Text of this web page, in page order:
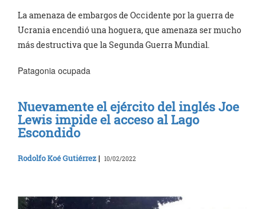
La amenaza de embargos de Occidente por la guerra de
Ucrania encendió una hoguera, que amenaza ser mucho
más destructiva que la Segunda Guerra Mundial.
Patagonia ocupada
Nuevamente el ejército del inglés Joe
Lewis impide el acceso al Lago
Escondido
Rodolfo Koé Gutiérrez | 10/02/2022